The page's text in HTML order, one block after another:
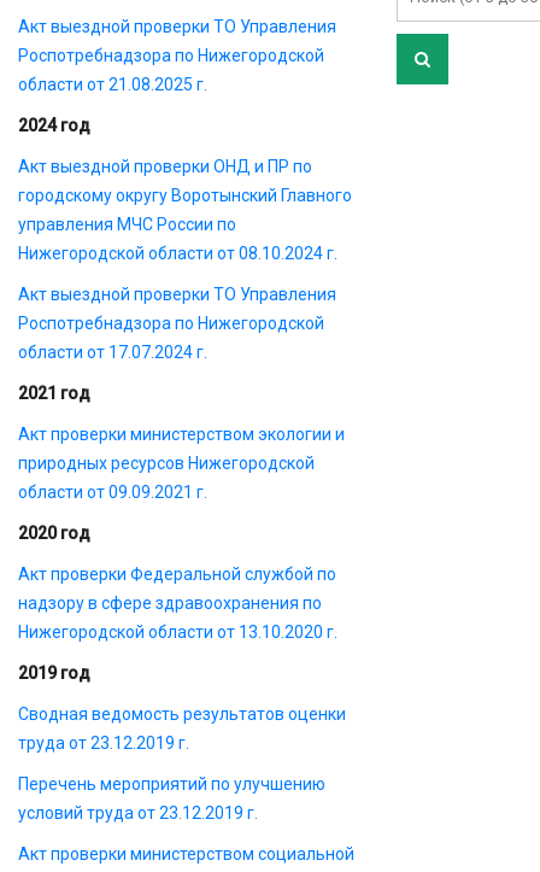
Акт выездной проверки ТО Управления
Роспотребнадзора по Нижегородской
области от 21.08.2025 г.
2024 год
Акт выездной проверки ОНД и ПР по
городскому округу Воротынский Главного
управления МЧС России по
Нижегородской области от 08.10.2024 г.
Акт выездной проверки ТО Управления
Роспотребнадзора по Нижегородской
области от 17.07.2024 г.
2021 год
Акт проверки министерством экологии и
природных ресурсов Нижегородской
области от 09.09.2021 г.
2020 год
Акт проверки Федеральной службой по
надзору в сфере здравоохранения по
Нижегородской области от 13.10.2020 г.
2019 год
Сводная ведомость результатов оценки
труда от 23.12.2019 г.
Перечень мероприятий по улучшению
условий труда от 23.12.2019 г.
Акт проверки министерством социальной